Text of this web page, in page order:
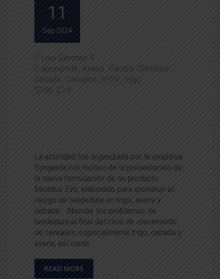
11
Sep 2024
Luis Sánchez S
agronomía
Avena
Cambio Climático
Cebada
Cereales IPSV trigo
66
0
La actividad fue organizada por la empresa
Syngenta con motivo de la presentación de
la nueva formulación de su producto
Moddus Evo, elaborado para disminuir el
riesgo de tendedura en trigo, avena y
cebada. Abordar los problemas de
tendedura al final del ciclo de crecimiento
de cereales, especialmente trigo, cebada y
avena, así como …
READ MORE